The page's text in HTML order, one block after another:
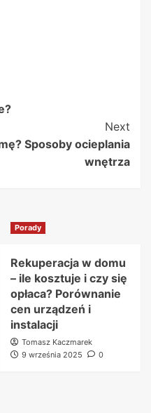
Next
Sposoby ocieplania
wnętrza
Porady
Rekuperacja w domu
– ile kosztuje i czy się
opłaca? Porównanie
cen urządzeń i
instalacji
Tomasz Kaczmarek
9 września 2025
0